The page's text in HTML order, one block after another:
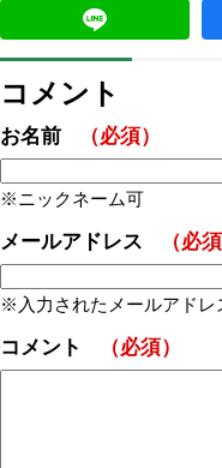
コメント
お名前 （必須）
ニックネーム可
メールアドレス （必須
入力されたメールアド
コメント （必須）